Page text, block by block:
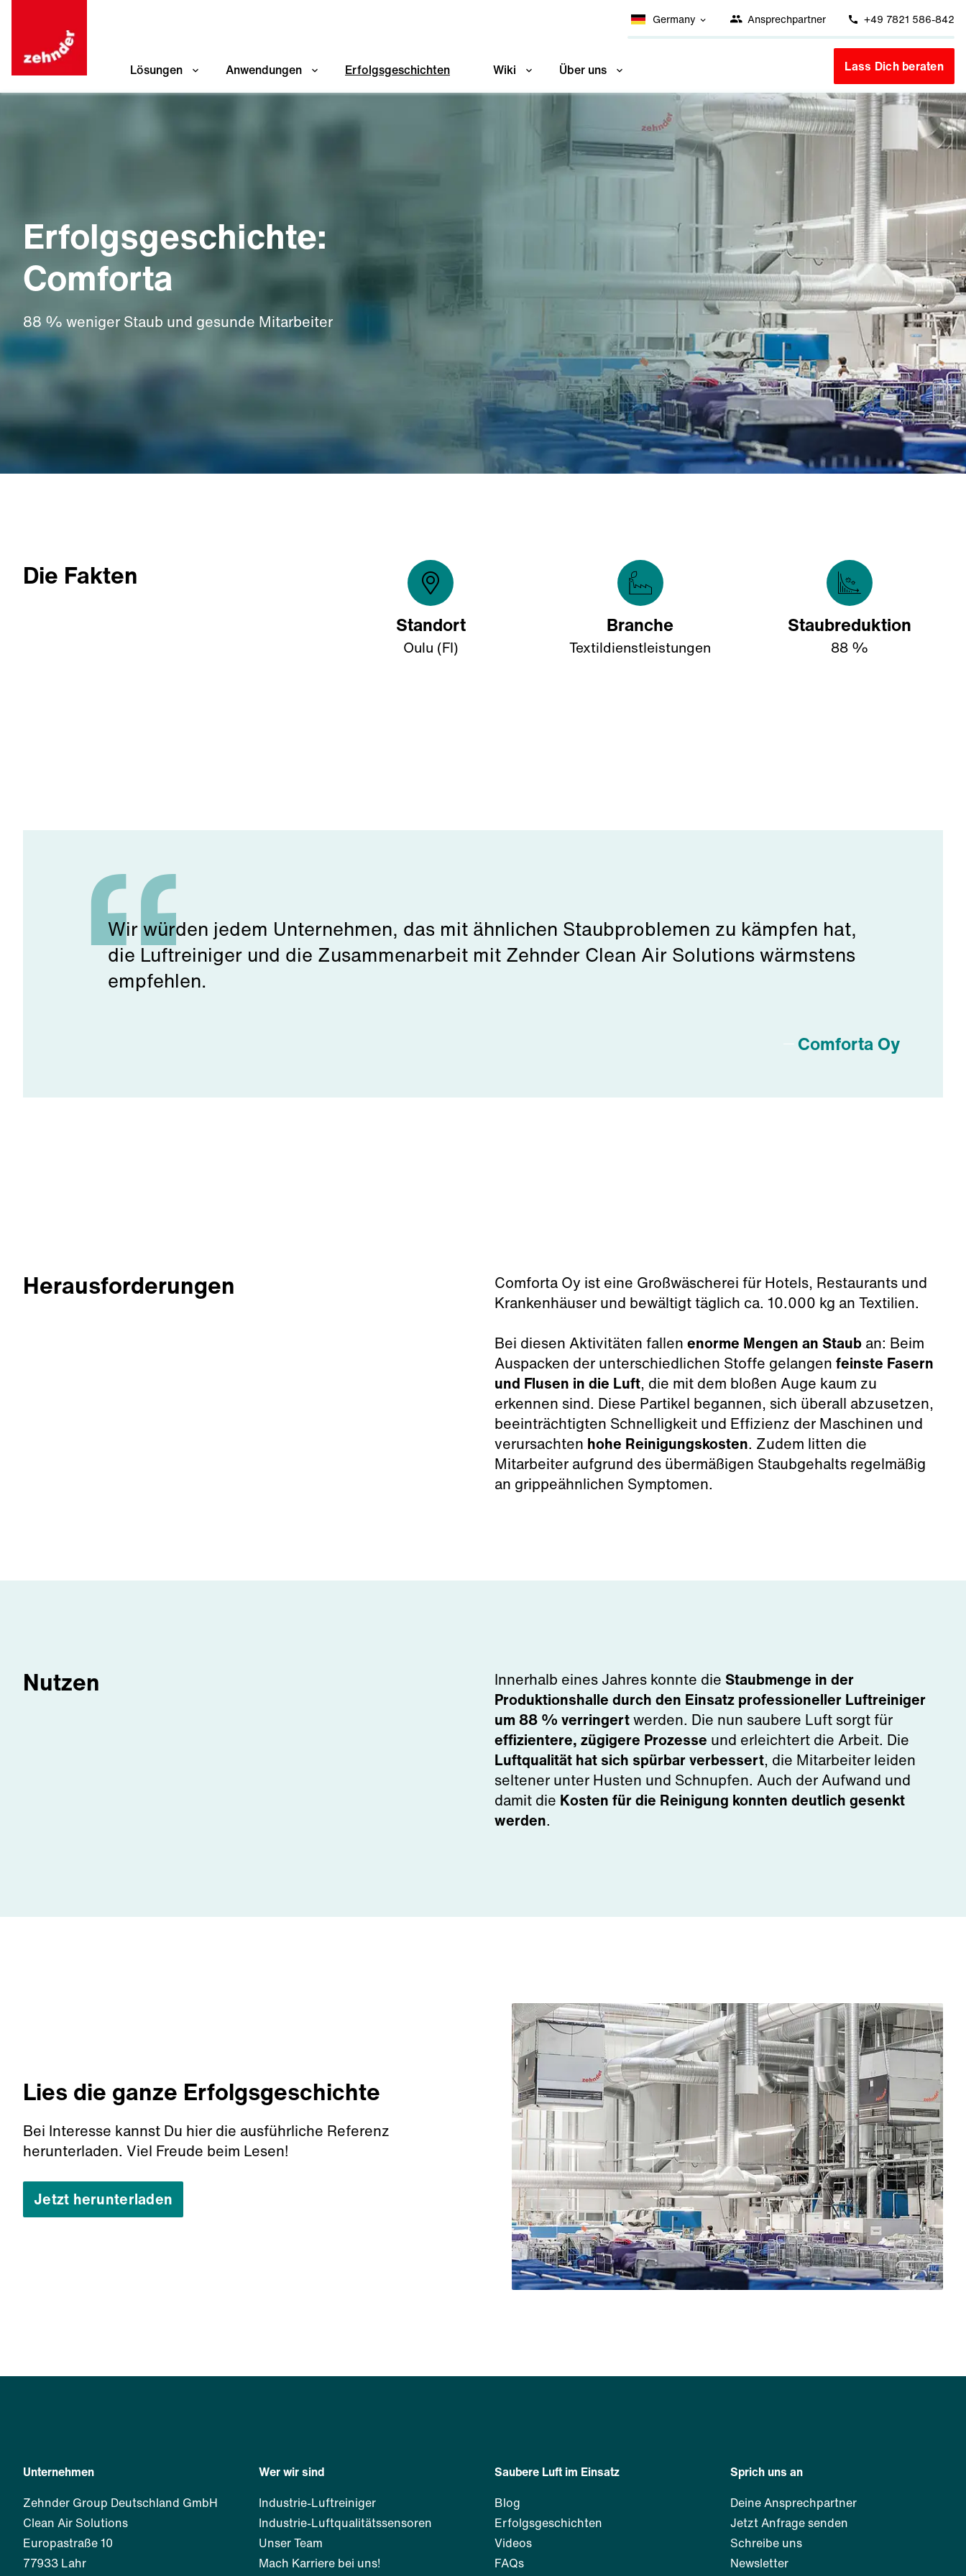
Germany Ansprechpartner +49 7821 586-842
Lösungen Anwendungen Erfolgsgeschichten Wiki Über uns Lass Dich beraten
Erfolgsgeschichte:
Comforta
88 % weniger Staub und gesunde Mitarbeiter
Die Fakten
Standort
Oulu (FI)
Branche
Textildienstleistungen
Staubreduktion
88 %
Wir würden jedem Unternehmen, das mit ähnlichen Staubproblemen zu kämpfen hat,
die Luftreiniger und die Zusammenarbeit mit Zehnder Clean Air Solutions wärmstens
empfehlen.
Comforta Oy
Herausforderungen
Comforta Oy ist eine Großwäscherei für Hotels, Restaurants und
Krankenhäuser und bewältigt täglich ca. 10.000 kg an Textilien.
Bei diesen Aktivitäten fallen enorme Mengen an Staub an: Beim
Auspacken der unterschiedlichen Stoffe gelangen feinste Fasern
und Flusen in die Luft, die mit dem bloßen Auge kaum zu
erkennen sind. Diese Partikel begannen, sich überall abzusetzen,
beeinträchtigten Schnelligkeit und Effizienz der Maschinen und
verursachten hohe Reinigungskosten. Zudem litten die
Mitarbeiter aufgrund des übermäßigen Staubgehalts regelmäßig
an grippeähnlichen Symptomen.
Nutzen Innerhalb eines Jahres konnte die Staubmenge in der
Produktionshalle durch den Einsatz professioneller Luftreiniger
um 88 % verringertwerden. Die nun saubere Luft sorgt für
effizientere, zügigere Prozesse und erleichtert die Arbeit. Die
Luftqualität hat sich spürbar verbessert, die Mitarbeiter leiden
seltener unter Husten und Schnupfen. Auch der Aufwand und
damit die Kosten für die Reinigung konnten deutlich gesenkt
werden.
Lies die ganze Erfolgsgeschichte
Bei Interesse kannst Du hier die ausführliche Referenz
herunterladen. Viel Freude beim Lesen!
Jetzt herunterladen
Unternehmen
Zehnder Group Deutschland GmbH
Clean Air Solutions
Europastraße 10
77933 Lahr
Wer wir sind
Industrie-Luftreiniger
Industrie-Luftqualitätssensoren
Unser Team
Mach Karriere bei uns!
Saubere Luft im Einsatz
Blog
Erfolgsgeschichten
Videos
FAQs
Sprich uns an
Deine Ansprechpartner
Jetzt Anfrage senden
Schreibe uns
Newsletter